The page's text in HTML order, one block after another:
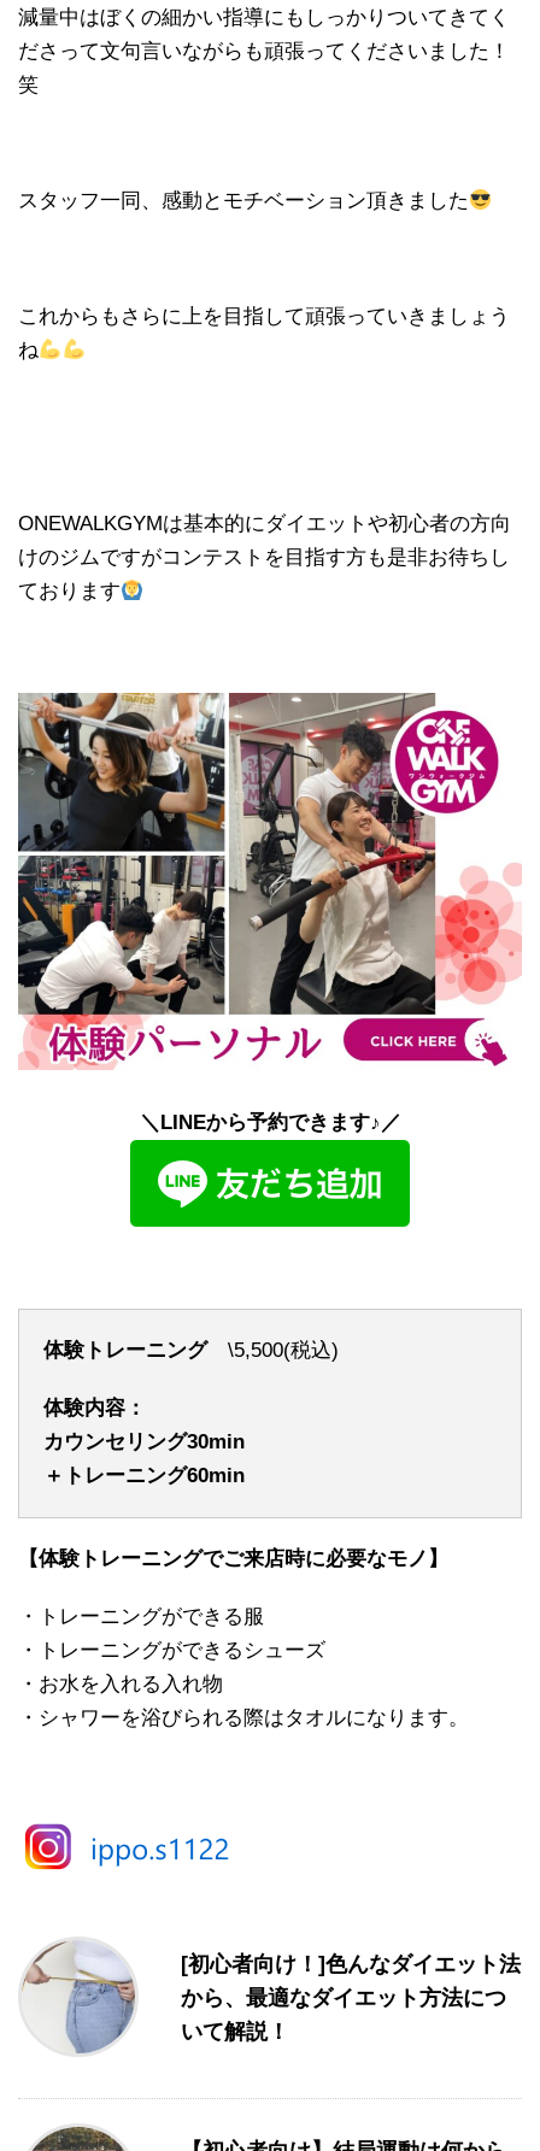
減量中はぼくの細かい指導にもしっかりついてきてく
ださって文句言いながらも頑張ってくださいました！
笑
スタッフ一同、感動とモチベーション頂きました
これからもさらに上を目指して頑張っていきましょう
ね
ONEWALKGYMは基本的にダイエットや初心者の方向
けのジムですがコンテストを目指す方も是非お待ちし
ております
＼LINEから予約できます♪／
体験トレーニング \5,500(税込)
体験内容：
カウンセリング30min
＋トレーニング60min
【体験トレーニングでご来店時に必要なモノ】
・トレーニングができる服
・トレーニングができるシューズ
・お水を入れる入れ物
・シャワーを浴びられる際はタオルになります。
[初心者向け！]色んなダイエット法
から、最適なダイエット方法につ
いて解説！